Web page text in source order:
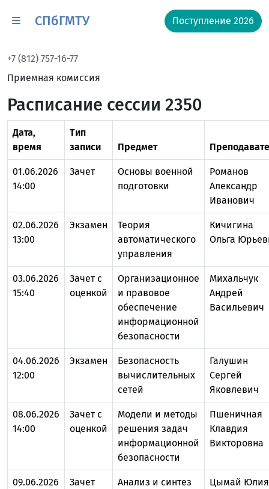
СПбГМТУ Поступление 2026
+7 (812) 757-16-77
Приемная комиссия
Расписание сессии 2350
Дата,
время
Тип
записи
Предмет
01.06.2026
14:00
Зачет
Основы военной
подготовки
Романов
Александр
Иванович
02.06.2026
13:00
Экзамен
Теория
автоматического
управления
Кичигина
Ольга
03.06.2026
15:40
Зачет с
оценкой
Организационное
и правовое
обеспечение
информационной
безопасности
Михальчук
Андрей
Васильевич
04.06.2026
12:00
Экзамен
Безопасность
вычислительных
сетей
Галушин
Сергей
Яковлевич
08.06.2026
14:00
Зачет с
оценкой
Модели и методы
решения задач
информационной
безопасности
Пшеничная
Клавдия
Викторовна
09.06.2026
Зачет
Анализ и синтез
Цымай Юлия